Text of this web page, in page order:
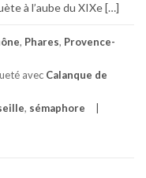
à l’aube du XIXe […]
, Phares, Provence-
avec Calanque de
, sémaphore